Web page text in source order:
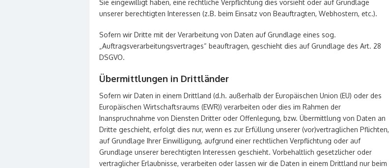
Sie eingewilligt haben, eine rechtliche Verpflichtung dies vorsieht oder auf Grundlage
unserer berechtigten Interessen (z.B. beim Einsatz von Beauftragten, Webhostern, etc.).
Sofern wir Dritte mit der Verarbeitung von Daten auf Grundlage eines sog.
„Auftragsverarbeitungsvertrages“ beauftragen, geschieht dies auf Grundlage des Art. 28
DSGVO.
Übermittlungen in Drittländer
Sofern wir Daten in einem Drittland (d.h. außerhalb der Europäischen Union (EU) oder des
Europäischen Wirtschaftsraums (EWR)) verarbeiten oder dies im Rahmen der
Inanspruchnahme von Diensten Dritter oder Offenlegung, bzw. Übermittlung von Daten an
Dritte geschieht, erfolgt dies nur, wenn es zur Erfüllung unserer (vor)vertraglichen Pflichten,
auf Grundlage Ihrer Einwilligung, aufgrund einer rechtlichen Verpflichtung oder auf
Grundlage unserer berechtigten Interessen geschieht. Vorbehaltlich gesetzlicher oder
vertraglicher Erlaubnisse, verarbeiten oder lassen wir die Daten in einem Drittland nur beim